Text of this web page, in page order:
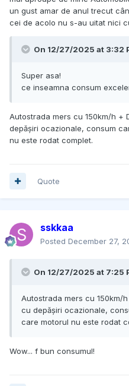
un gust amar de anul trecut
cei de acolo nu s-au uitat nici
On 12/27/2025 at 3:32
Super asa!
ce inseamna consum
Autostrada mers cu 150km/h +
depășiri ocazionale, consum
nu este rodat complet.
Quote
sskkaa
Posted December 27,
On 12/27/2025 at 7:25
Autostrada mers cu 150km/
cu depășiri ocazionale,
care motorul nu este rodat
Wow... f bun consumul!